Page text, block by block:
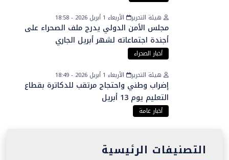
هيئة التحرير
الأربعاء 1 أبريل 2026 - 18:58
مجلس الأمن الدولي يدرج ملف الصحراء على
أجندة اجتماعاته لشهر أبريل الجاري
أخبار الصحراء
هيئة التحرير
الأربعاء 1 أبريل 2026 - 18:49
إضراب وطني واحتجاج مرتقب للدكاترة بقطاع
التعليم يوم 13 أبريل
أخبار عامة
التصنيفات الرئيسية